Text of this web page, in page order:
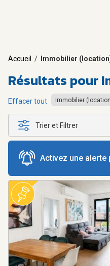
Accueil / Immobilier
Résultats pour
Effacer tout Immobilier
Trier et Filtrer
Activez une alerte